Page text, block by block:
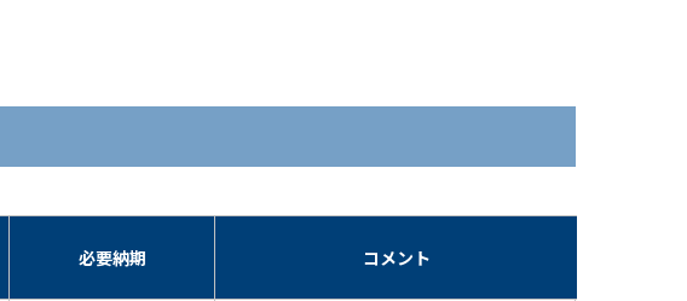
必要納期 コメント